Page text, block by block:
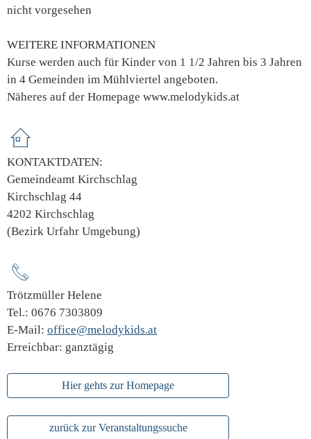
nicht vorgesehen
WEITERE INFORMATIONEN
Kurse werden auch für Kinder von 1 1/2 Jahren bis 3 Jahren
in 4 Gemeinden im Mühlviertel angeboten.
Näheres auf der Homepage www.melodykids.at
KONTAKTDATEN:
Gemeindeamt Kirchschlag
Kirchschlag 44
4202 Kirchschlag
(Bezirk Urfahr Umgebung)
Trötzmüller Helene
Tel.: 0676 7303809
E-Mail: office@melodykids.at
Erreichbar: ganztägig
Hier gehts zur Homepage
zurück zur Veranstaltungssuche